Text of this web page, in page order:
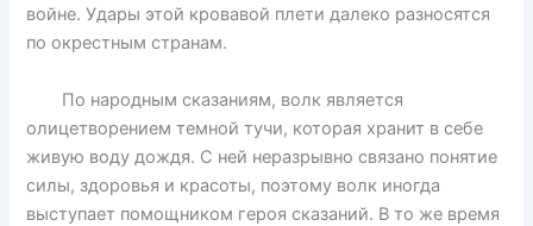
войне. Удары этой кровавой плети далеко разносятся
по окрестным странам.
По народным сказаниям, волк является
олицетворением темной тучи, которая хранит в себе
живую воду дождя. С ней неразрывно связано понятие
силы, здоровья и красоты, поэтому волк иногда
выступает помощником героя сказаний. В то же время